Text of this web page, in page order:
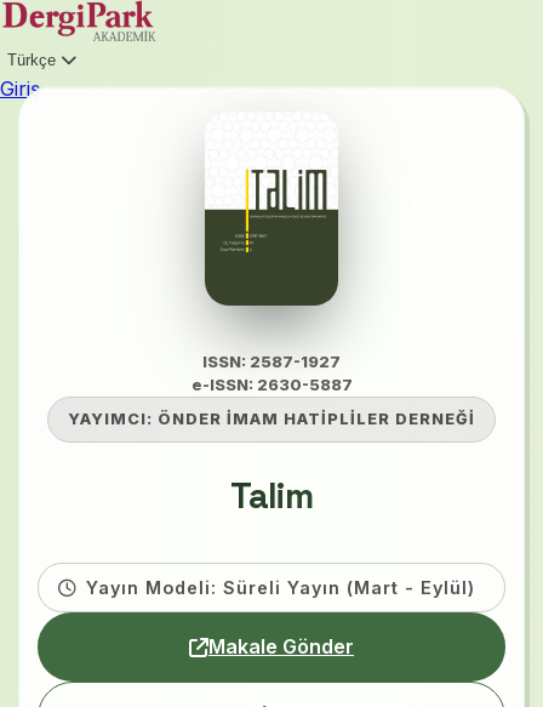
Türkçe
Giriş
ISSN: 2587-1927
e-ISSN: 2630-5887
YAYIMCI: ÖNDER İMAM HATİPLİLER DERNEĞİ
Talim
Yayın Modeli: Süreli Yayın (Mart - Eylül)
Makale Gönder